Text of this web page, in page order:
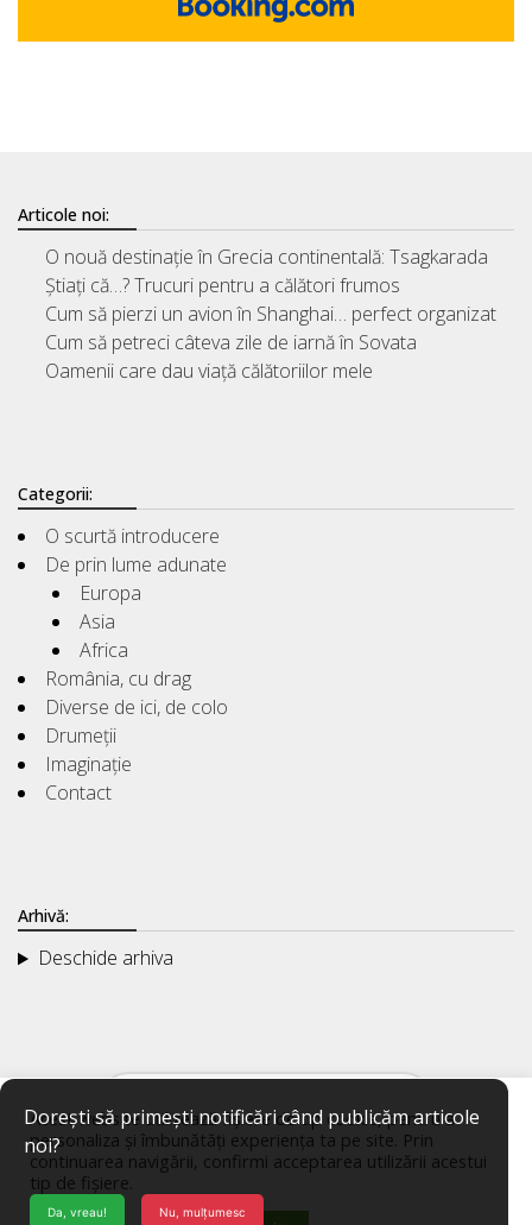
Articole noi:
O nouă destinație în Grecia continentală: Tsagkarada
Știați că…? Trucuri pentru a călători frumos
Cum să pierzi un avion în Shanghai… perfect organizat
Cum să petreci câteva zile de iarnă în Sovata
Oamenii care dau viață călătoriilor mele
Categorii:
O scurtă introducere
De prin lume adunate
Europa
Asia
Africa
România, cu drag
Diverse de ici, de colo
Drumeții
Imaginație
Contact
Arhivă:
Deschide arhiva
Dorești să primești notificări când publicăm articole
noi?
Da, vreau! Nu, mulțumesc
Acest website utilizează fișiere de tip cookie, pentru a
personaliza și îmbunătăți experiența ta pe site. Prin
continuarea navigării, confirmi acceptarea utilizării acestui
tip de fișiere.